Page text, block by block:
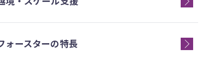
ォースターの特長